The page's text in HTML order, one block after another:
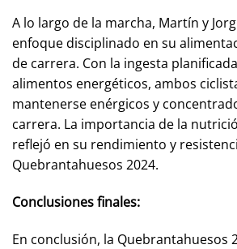
A lo largo de la marcha, Martín y
enfoque disciplinado en su
de carrera. Con la ingesta
alimentos energéticos, ambos
mantenerse enérgicos y
carrera. La importancia de la
reflejó en su rendimiento y
Quebrantahuesos 2024.
Conclusiones finales:
En conclusión, la Quebrantahuesos